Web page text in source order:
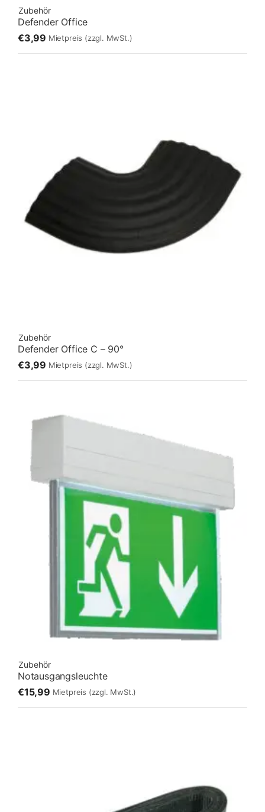
Zubehör
Defender Office
€3,99 Mietpreis (zzgl. MwSt.)
Zubehör
Defender Office C – 90°
€3,99 Mietpreis (zzgl. MwSt.)
Zubehör
Notausgangsleuchte
€15,99 Mietpreis (zzgl. MwSt.)